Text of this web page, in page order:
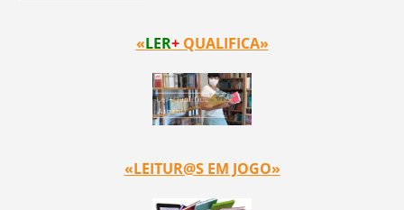
«LER+QUALIFICA»
«LEITUR@S EM JOGO»